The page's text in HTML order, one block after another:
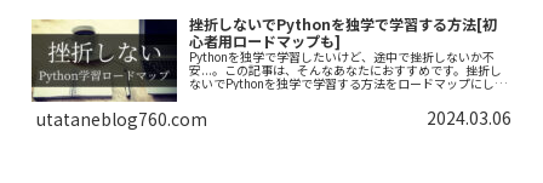
挫折しないでPythonを独学で学習する方法[初
心者用ロードマップも]
Pythonを独学で学習したいけど、途中で挫折しないか不
安...。この記事は、そんなあなたにおすすめです。挫折し
ないでPythonを独学で学習する方法をロードマップにしま
した。できるだけわかりやすく解説しておりますので、一
utataneblog760.com 2024.03.06